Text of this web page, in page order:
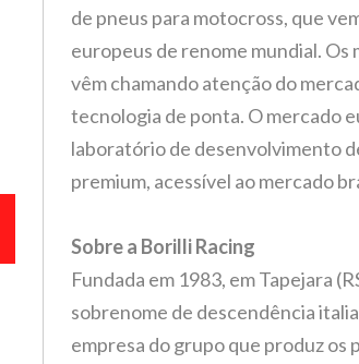
de pneus para motocross, que
europeus de renome mundial.
vêm chamando atenção do
tecnologia de ponta. O mercado
laboratório de desenvolvimento
premium, acessível ao mercado
Sobre a Borilli Racing
Fundada em 1983, em Tapejara
sobrenome de descendência
empresa do grupo que produz